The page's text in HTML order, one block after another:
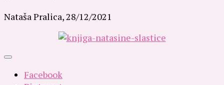
Nataša Pralica,28/12/2021
Facebook